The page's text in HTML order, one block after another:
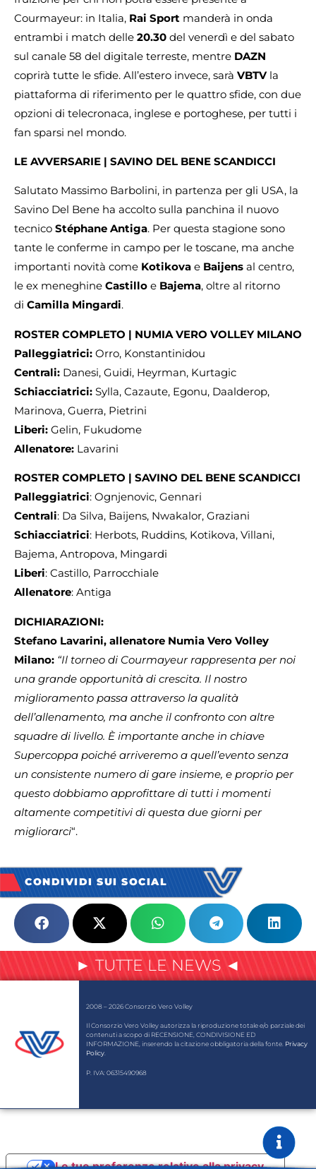
Courmayeur: in Italia, Rai Sport manderà in onda
entrambi i match delle 20.30 del venerdì e del sabato
sul canale 58 del digitale terreste, mentre DAZN
coprirà tutte le sfide. All’estero invece, sarà VBTVla
piattaforma di riferimento per le quattro sfide, con due
opzioni di telecronaca, inglese e portoghese, per tutti i
fan sparsi nel mondo.
LE AVVERSARIE | SAVINO DEL BENE SCANDICCI
Salutato Massimo Barbolini, in partenza per gli USA, la
Savino Del Bene ha accolto sulla panchina il nuovo
tecnico Stéphane Antiga. Per questa stagione sono
tante le conferme in campo per le toscane, ma anche
importanti novità come Kotikova e Baijens al centro,
le ex meneghine Castillo e Bajema, oltre al ritorno
di Camilla Mingardi.
ROSTER COMPLETO | NUMIA VERO VOLLEY MILANO
Palleggiatrici: Orro, Konstantinidou
Centrali: Danesi, Guidi, Heyrman, Kurtagic
Schiacciatrici: Sylla, Cazaute, Egonu, Daalderop,
Marinova, Guerra, Pietrini
Liberi: Gelin, Fukudome
Allenatore: Lavarini
ROSTER COMPLETO | SAVINO DEL BENE SCANDICCI
Palleggiatrici: Ognjenovic, Gennari
Centrali: Da Silva, Baijens, Nwakalor, Graziani
Schiacciatrici: Herbots, Ruddins, Kotikova, Villani,
Bajema, Antropova, Mingardi
Liberi: Castillo, Parrocchiale
Allenatore: Antiga
DICHIARAZIONI:
Stefano Lavarini, allenatore Numia Vero Volley
Milano: “Il torneo di Courmayeur rappresenta per noi
una grande opportunità di crescita. Il nostro
miglioramento passa attraverso la qualità
dell’allenamento, ma anche il confronto con altre
squadre di livello. È importante anche in chiave
Supercoppa poiché arriveremo a quell’evento senza
un consistente numero di gare insieme, e proprio per
questo dobbiamo approfittare di tutti i momenti
altamente competitivi di questa due giorni per
migliorarci“.
CONDIVIDI SUI SOCIAL
► TUTTE LE NEWS ◄
2008 – 2026 Consorzio Vero Volley
Il Consorzio Vero Volley autorizza la riproduzione totale e/o parziale dei
contenuti a scopo di RECENSIONE, CONDIVISIONE ED
INFORMAZIONE, inserendo la citazione obbligatoria della fonte. Privacy
Policy.
P. IVA: 06315490968